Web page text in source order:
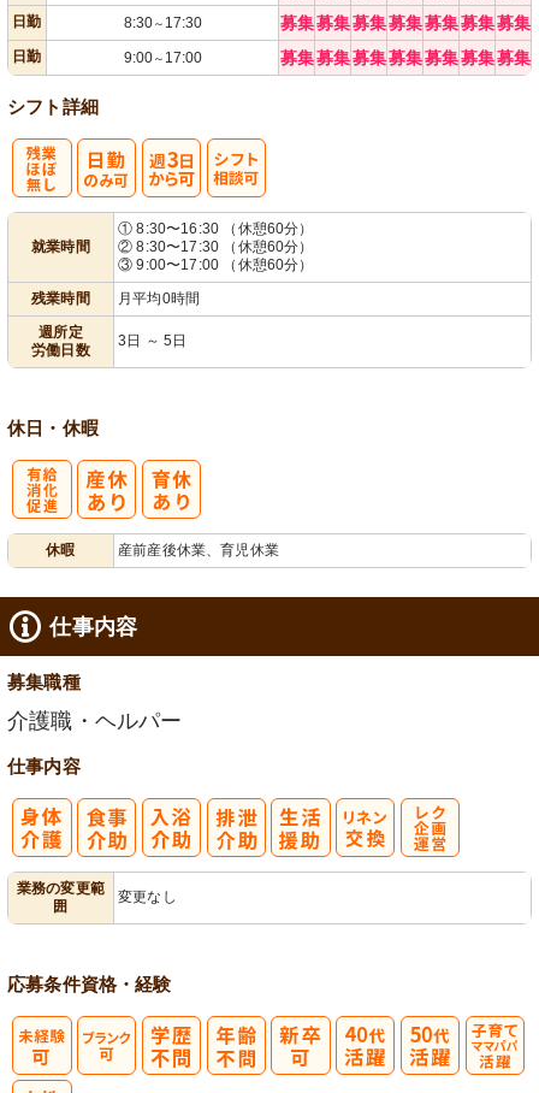
日勤 8:30～ 17:30 募集募集募集募集募集募集募集
日勤 9:00～ 17:00 募集募集募集募集募集募集募集
シフト詳細
就業時間
① 8:30〜16:30 （休憩60分）
② 8:30〜17:30 （休憩60分）
③ 9:00〜17:00 （休憩60分）
残業時間
月平均0時間
週所定
労働日数
3日 ～ 5日
休日・休暇
休暇 産前産後休業、育児休業
仕事内容
募集職種
介護職・ヘルパー
仕事内容
業務の変更範
囲
変更なし
応募条件資格・経験